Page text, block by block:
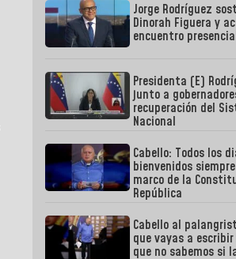
Jorge Rodríguez
Dinorah Figuera y
encuentro
Presidenta (E)
junto a
recuperación del
Nacional
Cabello: Todos los
bienvenidos
marco de la
República
Cabello al
que vayas a
que no sabemos si